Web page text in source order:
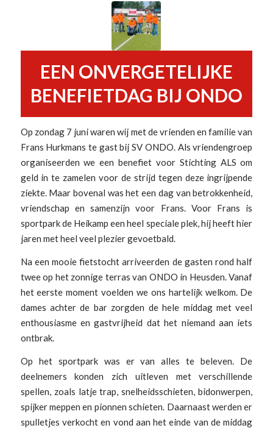
EEN ONVERGETELIJKE
BENEFIETDAG BIJ ONDO
Op zondag 7 juni waren wij met de vrienden en familie van
Frans Hurkmans te gast bij SV ONDO. Als vriendengroep
organiseerden we een benefiet voor Stichting ALS om
geld in te zamelen voor de strijd tegen deze ingrijpende
ziekte. Maar bovenal was het een dag van betrokkenheid,
vriendschap en samenzijn voor Frans. Voor Frans is
sportpark de Heikamp een heel speciale plek, hij heeft hier
jaren met heel veel plezier gevoetbald.
Na een mooie fietstocht arriveerden de gasten rond half
twee op het zonnige terras van ONDO in Heusden. Vanaf
het eerste moment voelden we ons hartelijk welkom. De
dames achter de bar zorgden de hele middag met veel
enthousiasme en gastvrijheid dat het niemand aan iets
ontbrak.
Op het sportpark was er van alles te beleven. De
deelnemers konden zich uitleven met verschillende
spellen, zoals latje trap, snelheidsschieten, bidonwerpen,
spijker meppen en pionnen schieten. Daarnaast werden er
spulletjes verkocht en vond aan het einde van de middag